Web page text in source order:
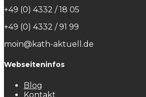
+49 (0) 4332 / 18 05
+49 (0) 4332 / 91 99
moin@kath-aktuell.de
Webseiteninfos
Blog
Kontakt